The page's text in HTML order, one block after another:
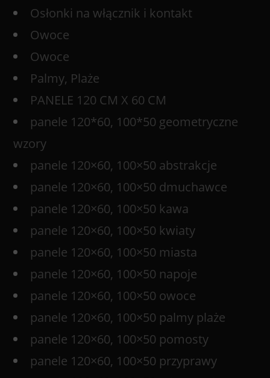
Osłonki na włącznik i kontakt
Owoce
Owoce
Palmy, Plaże
PANELE 120 CM X 60 CM
panele 120*60, 100*50 geometryczne
wzory
panele 120×60, 100×50 abstrakcje
panele 120×60, 100×50 dmuchawce
panele 120×60, 100×50 kawa
panele 120×60, 100×50 kwiaty
panele 120×60, 100×50 miasta
panele 120×60, 100×50 napoje
panele 120×60, 100×50 owoce
panele 120×60, 100×50 palmy plaże
panele 120×60, 100×50 pomosty
panele 120×60, 100×50 przyprawy